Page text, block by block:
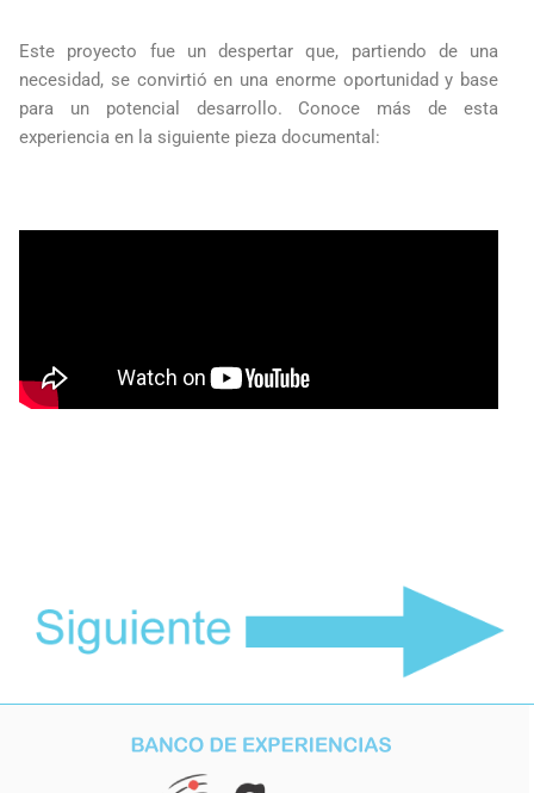
Este proyecto fue un despertar que, partiendo de una
necesidad, se convirtió en una enorme oportunidad y base
para un potencial desarrollo. Conoce más de esta
experiencia en la siguiente pieza documental: